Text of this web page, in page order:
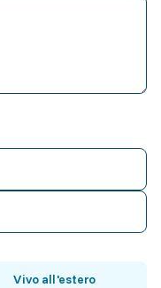
Vivo all'estero